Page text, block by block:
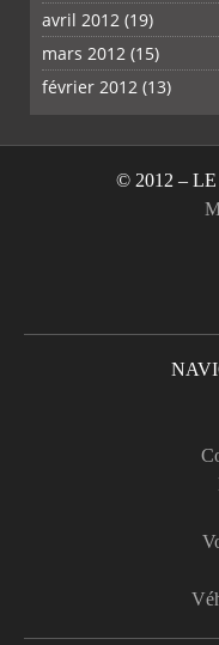
avril 2012 (19)
mars 2012 (15)
février 2012 (13)
© 2012 –